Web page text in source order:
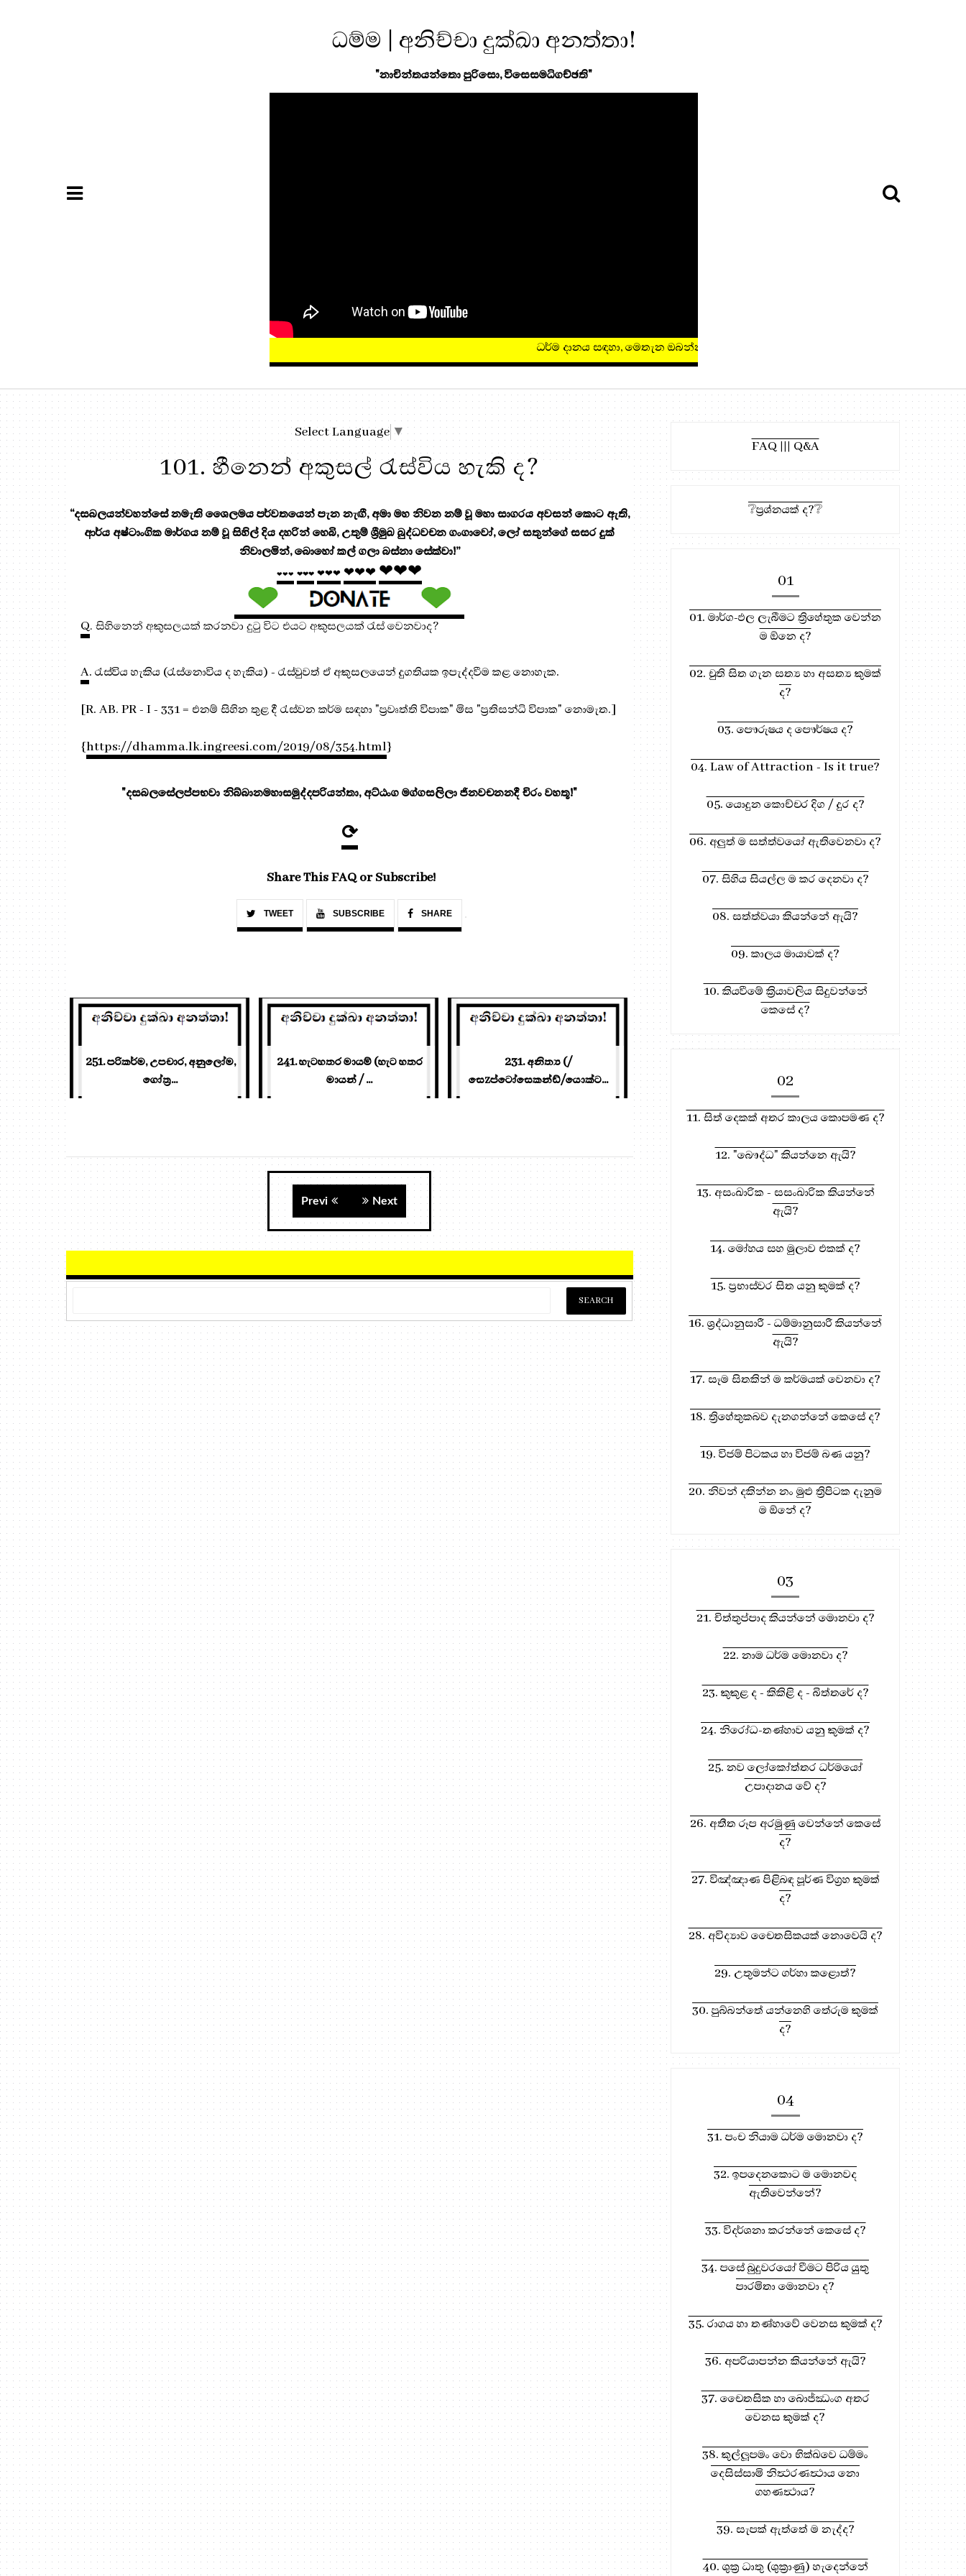
ධම්ම | අනිච්චා දුක්ඛා අනත්තා!
"නාචින්තයන්තො පුරිසො, විසෙසමධිගච්ඡති"
ධර්ම දානය සඳහා, මෙතැන ඔබන්න!
Select Language ▼
101. හීනෙන් අකුසල් රැස්විය හැකි ද?
“දසබලයන්වහන්සේ නමැති ශෛලමය පර්වතයෙන් පැන නැඟී, අමා මහ නිවන නම් වූ මහා සාගරය අවසන් කොට ඇති,
ආර්ය අෂ්ටාංගික මාර්ගය නම් වූ සිහිල් දිය දහරින් හෙබි, උතුම් ශ්‍රීමුඛ බුද්ධවචන ගංගාවෝ, ලෝ සතුන්ගේ සසර දුක්
නිවාලමින්, බොහෝ කල් ගලා බස්නා සේක්වා!”
❤❤❤ ❤❤❤ ❤❤❤ ❤❤❤ ❤❤❤
Q. සිහිනෙන් අකුසලයක් කරනවා දුටු විට එයට අකුසලයක් රැස් වෙනවාද?
A. රැස්විය හැකිය (රැස්නොවිය ද හැකිය) - රැස්වුවත් ඒ අකුසලයෙන් දුගතියක ඉපැද්දවීම කළ නොහැක.
[R. AB. PR - I - 331 = එනම් සිහින තුළ දී රැස්වන කර්ම සඳහා "ප්‍රවෘත්ති විපාක" මිස "ප්‍රතිසන්ධි විපාක" නොමැත.]
{https://dhamma.lk.ingreesi.com/2019/08/354.html}
"දසබලසේලප්පභවා නිබ්බානමහාසමුද්දපරියන්තා, අට්ඨංග මග්ගසලිලා ජිනවචනනදී චිරං වහතූ!"
⟳
Share This FAQ or Subscribe!
TWEET SUBSCRIBE SHARE
251. පරිකර්ම, උපචාර, අනුලෝම,
ගෝත්‍ර...
241. හැටහතර මායම් (හැට හතර
මායන් / ...
231. අනිත්‍ය (/
සෙzප්ටෝසෙකන්ඩ්/යොක්ට...
221. ඇත්දළ පූජාවේ ආනිසංස හා
211. තණ්හා ජනේති
Next
Previ
ධර්ම දානය සඳහා, මෙතැන ඔබන්න!
FAQ ||| Q&A
❔ප්‍රශ්නයක් ද?❔
01
01. මාර්ග-ඵල ලැබීමට ත්‍රිහේතුක වෙන්න
ම ඕනෙ ද?
02. චුති සිත ගැන සත්‍ය හා අසත්‍ය කුමක්
ද?
03. පෞරුෂය ද පෞර්ෂය ද?
04. Law of Attraction - Is it true?
05. යොදුන කොච්චර දිග / දුර ද?
06. අලුත් ම සත්ත්වයෝ ඇතිවෙනවා ද?
07. සිහිය සියල්ල ම කර දෙනවා ද?
08. සත්ත්වයා කියන්නේ ඇයි?
09. කාලය මායාවක් ද?
10. කියවීමේ ක්‍රියාවලිය සිදුවන්නේ
කෙසේ ද?
02
11. සිත් දෙකක් අතර කාලය කොපමණ ද?
12. "බෞද්ධ" කියන්නෙ ඇයි?
13. අසංඛාරික - සසංඛාරික කියන්නේ
ඇයි?
14. මෝහය සහ මුලාව එකක් ද?
15. ප්‍රභාස්වර සිත යනු කුමක් ද?
16. ශ්‍රද්ධානුසාරී - ධම්මානුසාරී කියන්නේ
ඇයි?
17. සෑම සිතකින් ම කර්මයක් වෙනවා ද?
18. ත්‍රිහේතුකබව දැනගන්නේ කෙසේ ද?
19. විජම් පිටකය හා විජම් බණ යනු?
20. නිවන් දකින්න නං මුළු ත්‍රිපිටක දැනුම
ම ඕනේ ද?
03
21. චිත්තුප්පාද කියන්නේ මොනවා ද?
22. නාම ධර්ම මොනවා ද?
23. කුකුළ ද - කිකිළි ද - බිත්තරේ ද?
24. නිරෝධ-තණ්හාව යනු කුමක් ද?
25. නව ලෝකෝත්තර ධර්මයෝ
උපාදානය වේ ද?
26. අතීත රූප අරමුණු වෙන්නේ කෙසේ
ද?
27. විඤ්ඤාණ පිළිබඳ පූර්ණ විග්‍රහ කුමක්
ද?
28. අවිද්‍යාව චෛතසිකයක් නොවෙයි ද?
29. උතුමන්ට ගර්හා කළොත්?
30. පුබ්බන්තේ යන්නෙහි තේරුම කුමක්
ද?
04
31. පංච නියාම ධර්ම මොනවා ද?
32. ඉපදෙනකොට ම මොනවද
ඇතිවෙන්නේ?
33. විදර්ශනා කරන්නේ කෙසේ ද?
34. පසේ බුදුවරයෝ වීමට පිරිය යුතු
පාරමිතා මොනවා ද?
35. රාගය හා තණ්හාවේ වෙනස කුමක් ද?
36. අපරියාපන්න කියන්නේ ඇයි?
37. චෛතසික හා බොජ්ඣංග අතර
වෙනස කුමක් ද?
38. කුල්ලූපමං වො භික්‍ඛවෙ ධම්මං
දෙසිස්සාමි නිත්‍ථරණත්‍ථාය නො
ගහණත්‍ථාය?
39. සැපක් ඇත්තේ ම නැද්ද?
40. ශුක්‍ර ධාතු (ශුක්‍රාණු) හැදෙන්නේ